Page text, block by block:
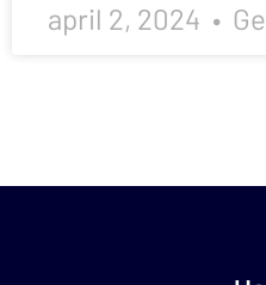
april 2, 2024